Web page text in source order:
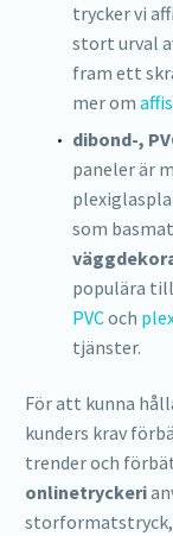
trycker vi
stort urval
fram ett
mer om
dibond-,
paneler är
som
populära
PVCoch
tjänster.
För att kunna
kunders krav
trender och
onlinetryckeri
storformatstryck,